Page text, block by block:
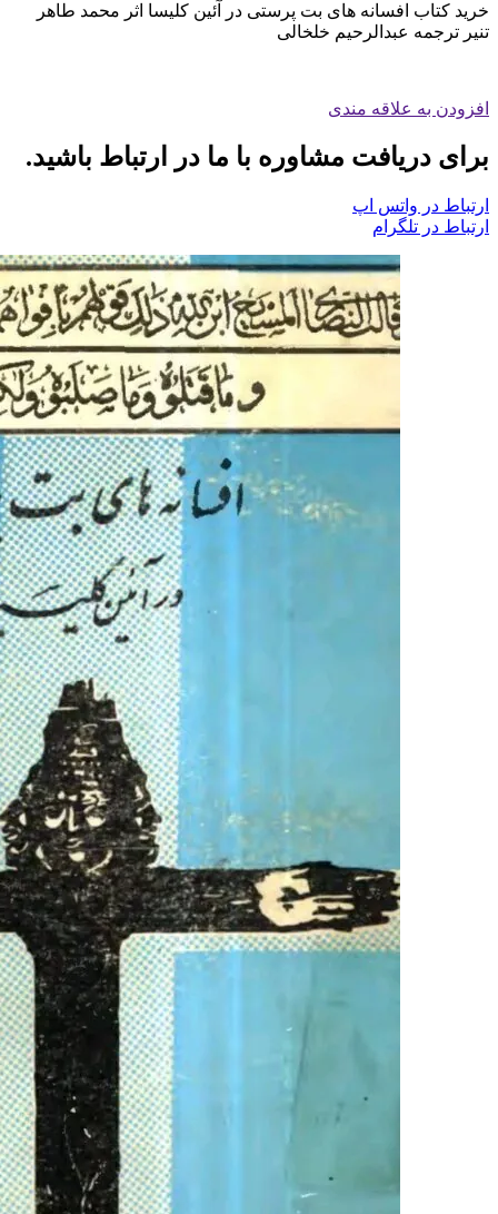
خرید کتاب افسانه های بت پرستی در آئین کلیسا اثر محمد طاهر
تنیر ترجمه عبدالرحیم خلخالی
افزودن به علاقه مندی
برای دریافت مشاوره با ما در ارتباط باشید.
ارتباط در واتس اپ
ارتباط در تلگرام